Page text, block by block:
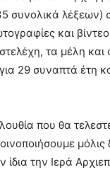
συνολικά λέξεων)
και
τα μέλη και
29 συναπτά έτη
που θα
την Ιερά